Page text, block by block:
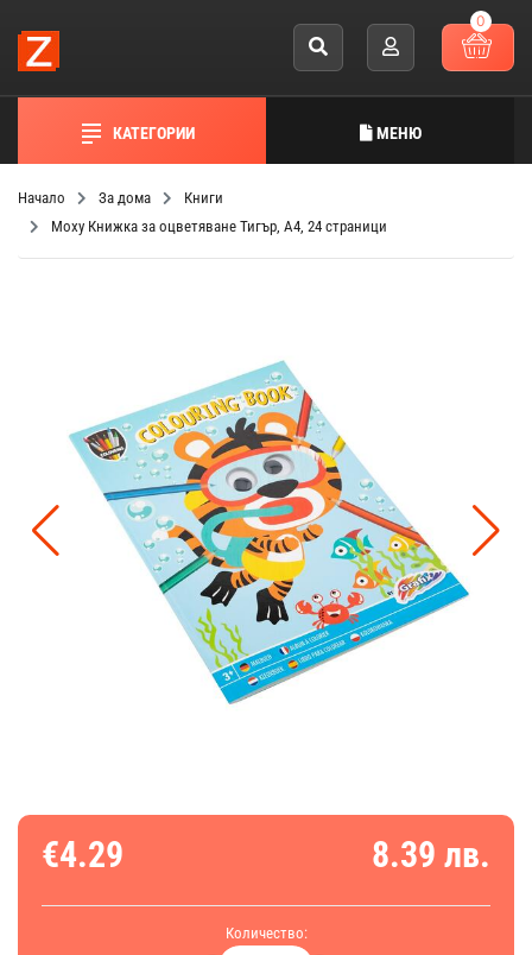
0
КАТЕГОРИИ МЕНЮ
Начало За дома
Книги
Moxy Книжка за оцветяване Тигър, А4, 24 страници
€4.29 8.39 лв.
Количество: